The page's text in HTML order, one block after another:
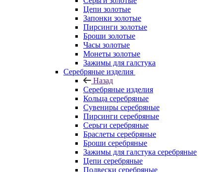
Цепи золотые
Запонки золотые
Пирсинги золотые
Броши золотые
Часы золотые
Монеты золотые
Зажимы для галстука
Серебряные изделия
Назад
Серебряные изделия
Кольца серебряные
Сувениры серебряные
Пирсинги серебряные
Серьги серебряные
Браслеты серебряные
Броши серебряные
Зажимы для галстука серебряные
Цепи серебряные
Подвески серебряные